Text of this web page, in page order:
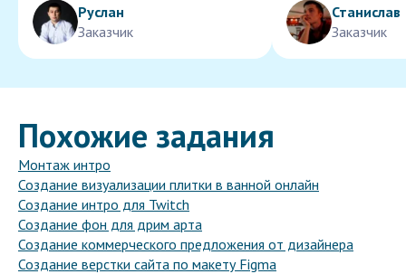
Руслан
Заказчик
Станислав
Заказчик
Похожие задания
Монтаж интро
Создание визуализации плитки в ванной онлайн
Создание интро для Twitch
Создание фон для дрим арта
Создание коммерческого предложения от дизайнера
Создание верстки сайта по макету Figma